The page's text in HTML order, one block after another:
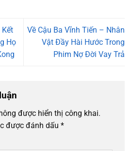
Kết
Họ
Về Cậu Ba Vĩnh Tiến – Nhân
Vật Đầy Hài Hước Trong
Phim Nợ Đời Vay Trả
được hiển thị công khai.
được đánh dấu *